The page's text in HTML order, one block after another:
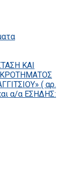
ΚΑΙ
( αρ.
α/α ΕΣΗΔΗΣ: